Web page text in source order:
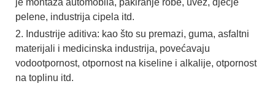
je montaža automobila, pakiranje robe, uvez, dječje
pelene, industrija cipela itd.
2. Industrije aditiva: kao što su premazi, guma, asfaltni
materijali i medicinska industrija, povećavaju
vodootpornost, otpornost na kiseline i alkalije, otpornost
na toplinu itd.